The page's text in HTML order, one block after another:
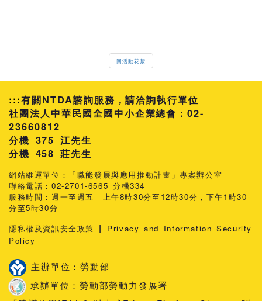
回活動花絮
:::有關NTDA諮詢服務，請洽詢執行單位
社團法人中華民國全國中小企業總會：02-
23660812
分機 375 江先生
458 莊先生
網站維運單位：「職能發展與應用推動計畫」專案辦公室
聯絡電話：02-2701-6565 分機334
服務時間：週一至週五 上午8時30分至12時30分，下午1時30
分至5時30分
隱私權及資訊安全政策 |
Privacy and Information Security
Policy
主辦單位：勞動部
承辦單位：勞動部勞動力發展署